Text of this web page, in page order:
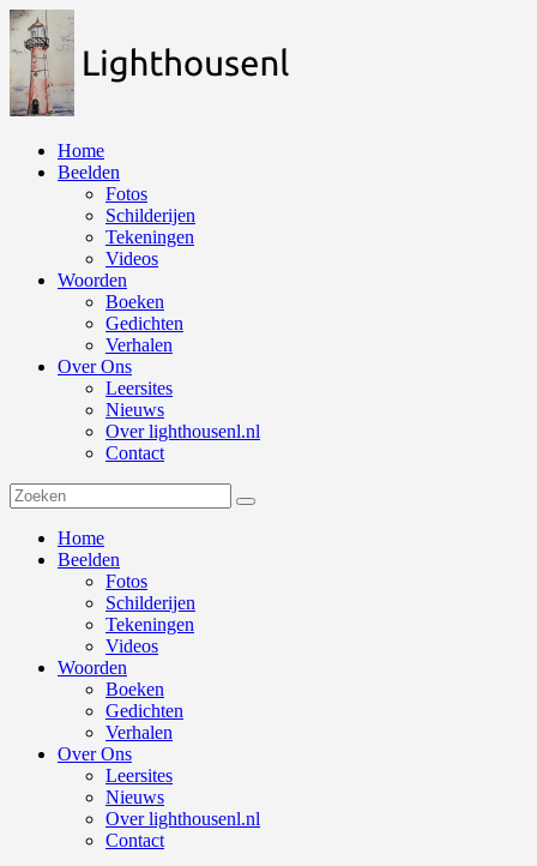
Naar
de
inhoud
springen
Home
Beelden
Fotos
Schilderijen
Tekeningen
Videos
Woorden
Boeken
Gedichten
Verhalen
Over Ons
Leersites
Nieuws
Over lighthousenl.nl
Contact
Home
Beelden
Fotos
Schilderijen
Tekeningen
Videos
Woorden
Boeken
Gedichten
Verhalen
Over Ons
Leersites
Nieuws
Over lighthousenl.nl
Contact